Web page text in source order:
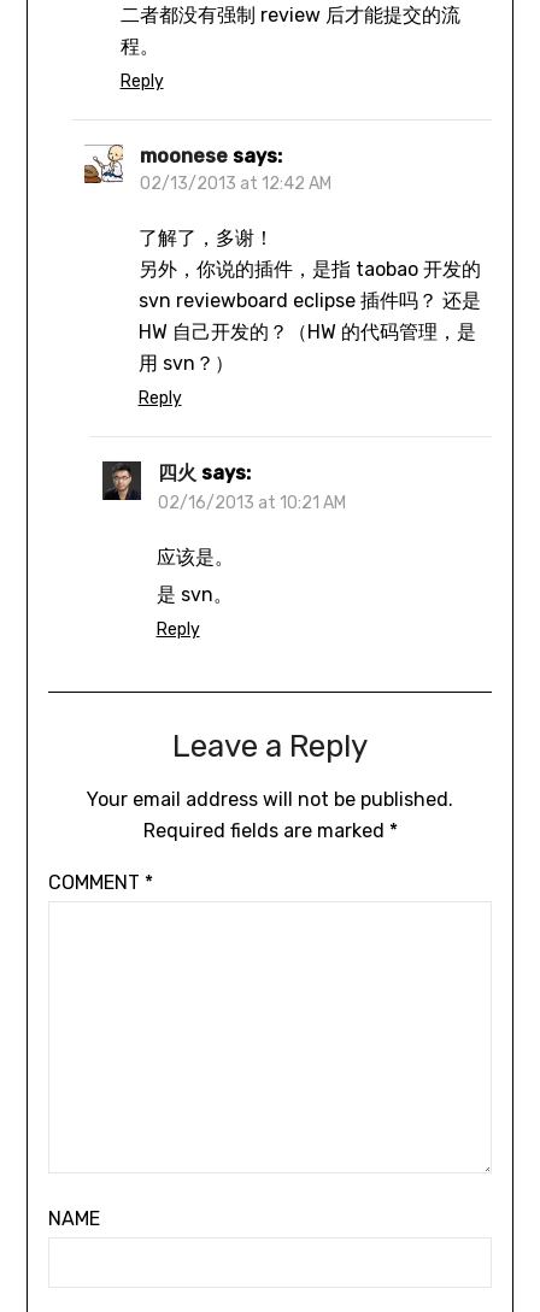
二者都没有强制 review 后才能提交的流
程。
Reply
moonese says:
02/13/2013 at 12:42 AM
了解了，多谢！
另外，你说的插件，是指 taobao 开发的
svn reviewboard eclipse 插件吗？ 还是
HW 自己开发的？（HW 的代码管理，是
用 svn？）
Reply
四火 says:
02/16/2013 at 10:21 AM
应该是。
是 svn。
Reply
Leave a Reply
Your email address will not be published.
Required fields are marked *
COMMENT *
NAME